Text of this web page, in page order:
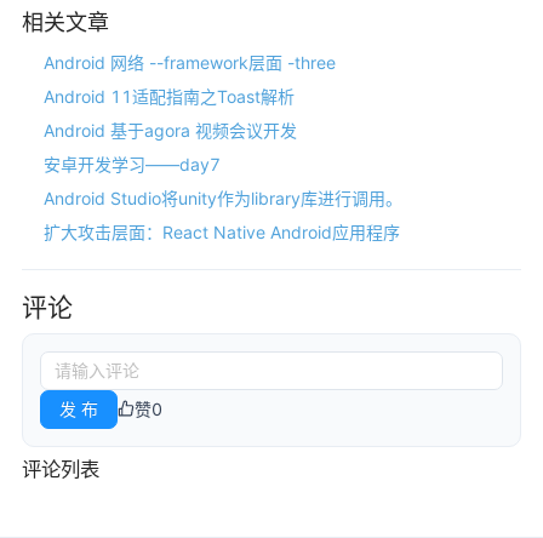
相关文章
Android 网络 --framework层面 -three
Android 11适配指南之Toast解析
Android 基于agora 视频会议开发
安卓开发学习——day7
Android Studio将unity作为library库进行调用。
扩大攻击层面：React Native Android应用程序
评论
发 布 赞0
评论列表